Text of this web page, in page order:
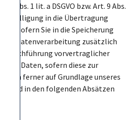
Abs. 1 lit. a DSGVO bzw. Art. 9 Abs.
Einwilligung in die Übertragung
Sofern Sie in die Speicherung
die Datenverarbeitung zusätzlich
Durchführung vorvertraglicher
Ihre Daten, sofern diese zur
ferner auf Grundlage unseres
wird in den folgenden Absätzen